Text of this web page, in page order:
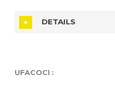
DETAILS
UFACOCI :